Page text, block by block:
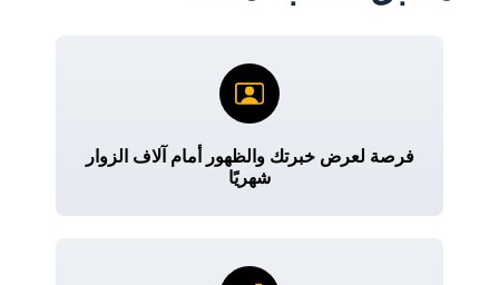
فرصة لعرض خبرتك والظهور أمام آلاف الزوار
شهريًا